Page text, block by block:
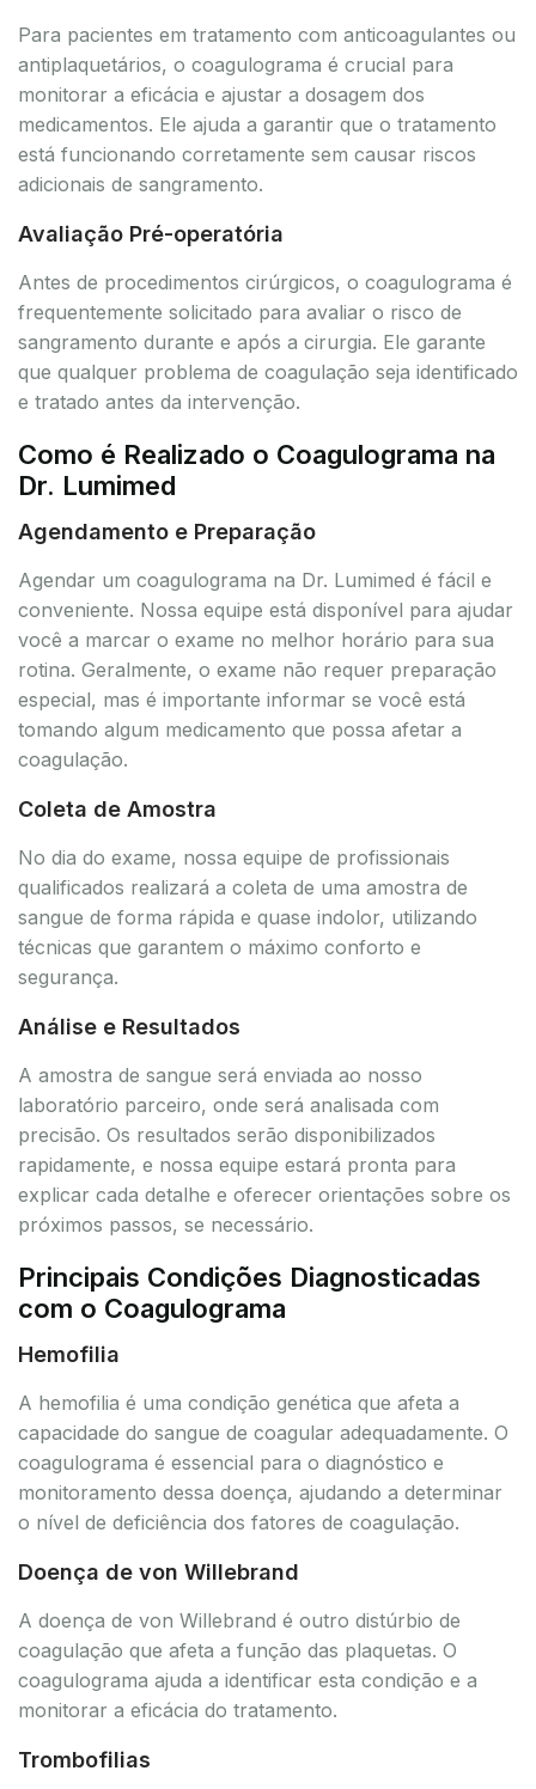
Para pacientes em tratamento com anticoagulantes ou
antiplaquetários, o coagulograma é crucial para
monitorar a eficácia e ajustar a dosagem dos
medicamentos. Ele ajuda a garantir que o tratamento
está funcionando corretamente sem causar riscos
adicionais de sangramento.
Avaliação Pré-operatória
Antes de procedimentos cirúrgicos, o coagulograma é
frequentemente solicitado para avaliar o risco de
sangramento durante e após a cirurgia. Ele garante
que qualquer problema de coagulação seja identificado
e tratado antes da intervenção.
Como é Realizado o Coagulograma na
Dr. Lumimed
Agendamento e Preparação
Agendar um coagulograma na Dr. Lumimed é fácil e
conveniente. Nossa equipe está disponível para ajudar
você a marcar o exame no melhor horário para sua
rotina. Geralmente, o exame não requer preparação
especial, mas é importante informar se você está
tomando algum medicamento que possa afetar a
coagulação.
Coleta de Amostra
No dia do exame, nossa equipe de profissionais
qualificados realizará a coleta de uma amostra de
sangue de forma rápida e quase indolor, utilizando
técnicas que garantem o máximo conforto e
segurança.
Análise e Resultados
A amostra de sangue será enviada ao nosso
laboratório parceiro, onde será analisada com
precisão. Os resultados serão disponibilizados
rapidamente, e nossa equipe estará pronta para
explicar cada detalhe e oferecer orientações sobre os
próximos passos, se necessário.
Principais Condições Diagnosticadas
com o Coagulograma
Hemofilia
A hemofilia é uma condição genética que afeta a
capacidade do sangue de coagular adequadamente. O
coagulograma é essencial para o diagnóstico e
monitoramento dessa doença, ajudando a determinar
o nível de deficiência dos fatores de coagulação.
Doença de von Willebrand
A doença de von Willebrand é outro distúrbio de
coagulação que afeta a função das plaquetas. O
coagulograma ajuda a identificar esta condição e a
monitorar a eficácia do tratamento.
Trombofilias